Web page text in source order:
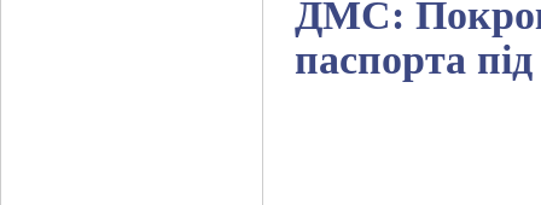
ДМС:
паспорта